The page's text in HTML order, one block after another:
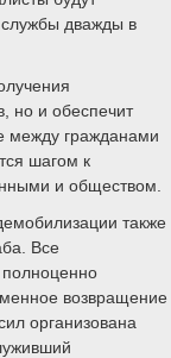
дважды в
но и обеспечит
между гражданами
шагом к
и обществом.
также
Все
возвращение
организована